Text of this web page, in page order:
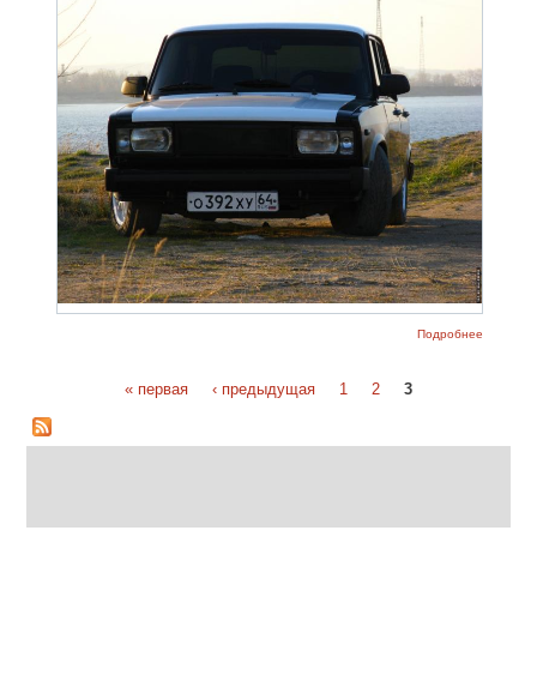
Подробнее
« первая ‹ предыдущая 1 2 3